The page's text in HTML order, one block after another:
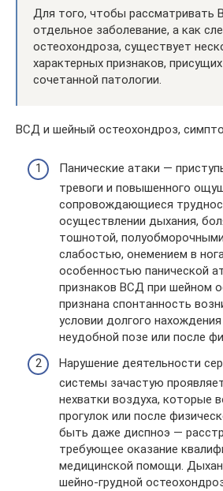
Для того, чтобы рассматривать
отдельное заболевание, а как
остеохондроза, существует
характерных признаков,
сочетанной патологии.
ВСД и шейный остеохондроз,
Панические атаки —
тревоги и повышенного
сопровождающиеся
осуществлении дыхания,
тошнотой,
слабостью, онемением в
особенностью панической
признаков ВСД при шейном
признана спонтанность
условии долгого
неудобной позе или после
Нарушение деятельности
системы зачастую
нехватки воздуха, которые
прогулок или после
быть даже диспноэ —
требующее оказание
медицинской помощи.
шейно-грудной